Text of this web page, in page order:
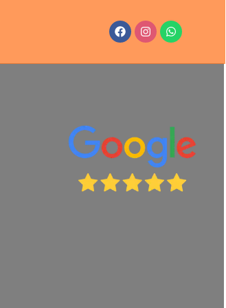
Facebook
InstagramWhatsapp